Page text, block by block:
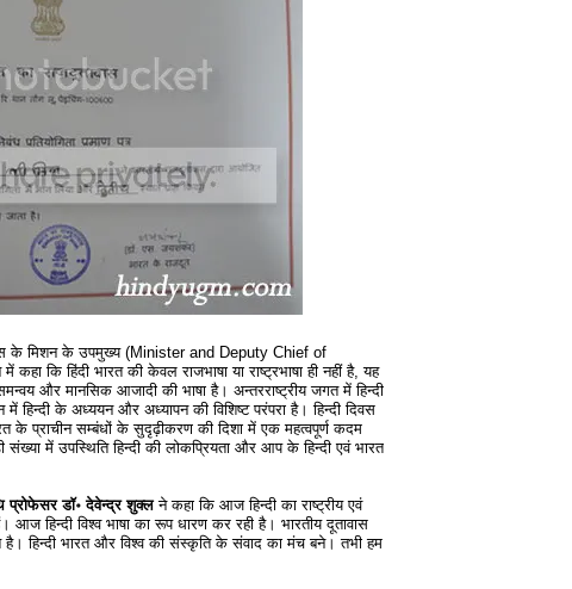
के मिशन के उपमुख्य (Minister and Deputy Chief of
कहा कि हिंदी भारत की केवल राजभाषा या राष्ट्रभाषा ही नहीं है, यह
और मानसिक आजादी की भाषा है। अन्तरराष्ट्रीय जगत में हिन्दी
हिन्दी के अध्ययन और अध्यापन की विशिष्ट परंपरा है। हिन्दी दिवस
के प्राचीन सम्बंधों के सुदृढ़ीकरण की दिशा में एक महत्वपूर्ण कदम
में उपस्थिति हिन्दी की लोकप्रियता और आप के हिन्दी एवं भारत
प्रोफेसर डॉ॰ देवेन्द्र शुक्लने कहा कि आज हिन्दी का राष्ट्रीय एवं
आज हिन्दी विश्व भाषा का रूप धारण कर रही है। भारतीय दूतावास
हिन्दी भारत और विश्व की संस्कृति के संवाद का मंच बने। तभी हम